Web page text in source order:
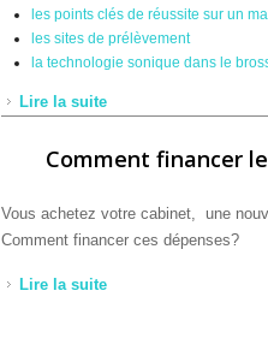
les points clés de réussite sur un
les sites de prélèvement
la technologie sonique dans le
Lire la suite
Comment financer
Vous achetez votre cabinet, une
Comment financer ces dépenses?
Lire la suite